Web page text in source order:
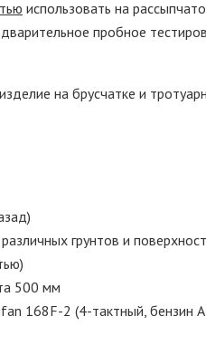
использовать на
пробное
на брусчатке и
грунтов и
500 мм
168F-2 (4-тактный, бензин